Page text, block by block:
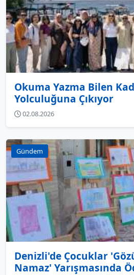
Okuma Yazma Bilen
Yolculuğuna Çıkıyor
02.08.2026
Gündem
Denizli'de Çocuklar
Namaz' Yarışmasında